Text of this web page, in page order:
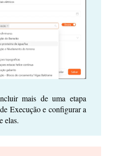
mais de uma etapa
Execução e configurar a
elas.